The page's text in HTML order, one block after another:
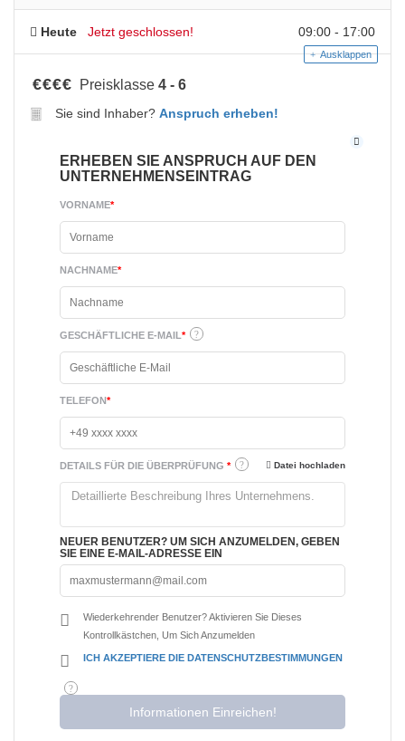
Heute Jetzt geschlossen! 09:00 - 17:00
Ausklappen
€€€€ Preisklasse 4 - 6
Sie sind Inhaber? Anspruch erheben!
ERHEBEN SIE ANSPRUCH AUF DEN
UNTERNEHMENSEINTRAG
VORNAME*
NACHNAME*
GESCHÄFTLICHE E-MAIL *
TELEFON*
DETAILS FÜR DIE ÜBERPRÜFUNG * Datei hochladen
NEUER BENUTZER? UM SICH ANZUMELDEN, GEBEN
SIE EINE E-MAIL-ADRESSE EIN
Wiederkehrender Benutzer? Aktivieren Sie Dieses
Kontrollkästchen, Um Sich Anzumelden
ICH AKZEPTIERE DIE DATENSCHUTZBESTIMMUNGEN